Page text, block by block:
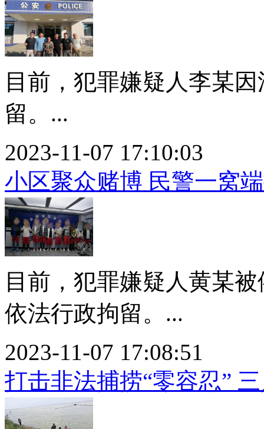
目前，犯罪嫌疑人李某
留。...
2023-11-07 17:10:03
小区聚众赌博 民警一窝
目前，犯罪嫌疑人黄某
依法行政拘留。...
2023-11-07 17:08:51
打击非法捕捞“零容忍”